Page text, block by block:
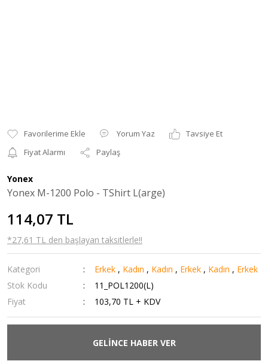
Yorum Yaz
Tavsiye Et
Fiyat Alarmı
Paylaş
Yonex
Yonex M-1200 Polo - TShirt L(arge)
114,07 TL
*27,61 TL den başlayan taksitlerle!!
Kategori Erkek , Kadın , Kadın , Erkek , Kadın , Erkek
Stok Kodu
11_POL1200(L)
Fiyat
103,70 TL + KDV
GELİNCE HABER VER